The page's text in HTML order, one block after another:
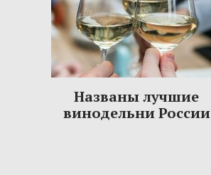
Названы лучшие
винодельни России